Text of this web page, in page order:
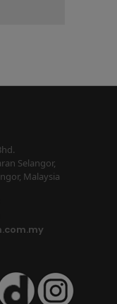
Selangor,
Malaysia